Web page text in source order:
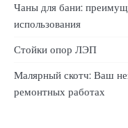
Чаны для бани:
использования
Стойки опор ЛЭП
Малярный скотч: Ваш
ремонтных работах